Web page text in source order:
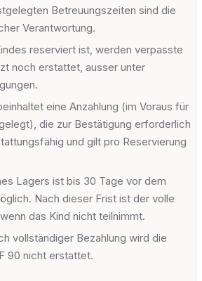
Betreuungszeiten sind die
Verantwortung.
reserviert ist, werden verpasste
noch erstattet, ausser unter
eine Anzahlung (im Voraus für
die zur Bestätigung erforderlich
und gilt pro Reservierung
Lagers ist bis 30 Tage vor dem
Nach dieser Frist ist der volle
das Kind nicht teilnimmt.
vollständiger Bezahlung wird die
90 nicht erstattet.